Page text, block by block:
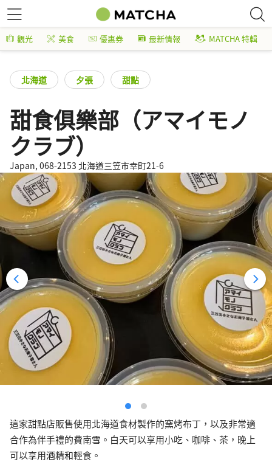
觀光 美食 優惠券 最新情報 MATCHA 特輯
北海道 夕張 甜點
甜食俱樂部（アマイモノ
クラブ）
Japan, 068-2153 北海道三笠市幸町21-6
這家甜點店販售使用北海道食材製作的窯烤布丁，以及非常適
合作為伴手禮的費南雪。白天可以享用小吃、咖啡、茶，晚上
可以享用酒精和輕食。